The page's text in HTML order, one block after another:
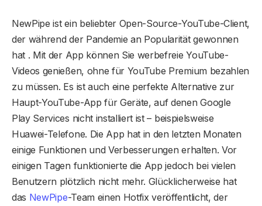
NewPipe ist ein beliebter Open-Source-YouTube-Client,
der während der Pandemie an Popularität gewonnen
hat . Mit der App können Sie werbefreie YouTube-
Videos genießen, ohne für YouTube Premium bezahlen
zu müssen. Es ist auch eine perfekte Alternative zur
Haupt-YouTube-App für Geräte, auf denen Google
Play Services nicht installiert ist – beispielsweise
Huawei-Telefone. Die App hat in den letzten Monaten
einige Funktionen und Verbesserungen erhalten. Vor
einigen Tagen funktionierte die App jedoch bei vielen
Benutzern plötzlich nicht mehr. Glücklicherweise hat
das NewPipe-Team einen Hotfix veröffentlicht, der